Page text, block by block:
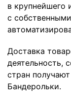
в
с
Доставка
деятельность,
стран
Бандерольки.